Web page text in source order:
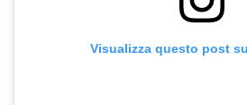
Visualizza questo post